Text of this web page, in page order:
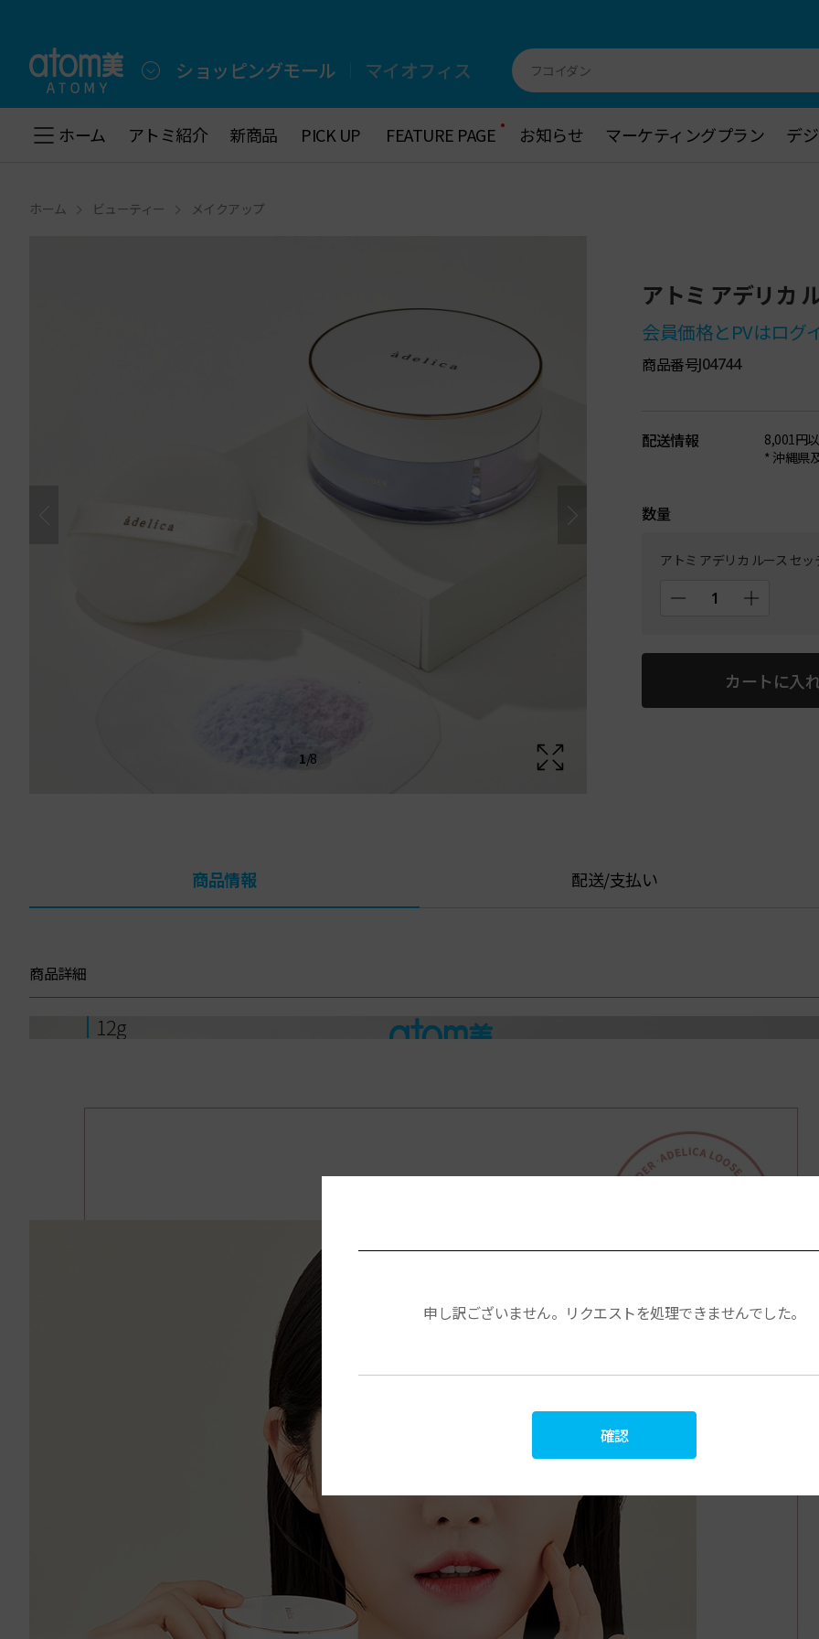
メ
ニ
ニ
ショッピングモール マイオフィス フコイダン
ホーム
ホーム アトミ紹介
アトミ紹介 新商品
新商品 PICK UP
PICK UP FEATURE PAGE
FEATURE PAGE お知らせ
お知らせ マーケティングプラン
マーケティングプラン デ
デ
ホーム ビューティー メイクアップ
1/8
アトミ アデリカ
会員価格とPVはログ
商品番号J04744
配送情報
8,001円
* 沖縄県
数量
アトミ アデリカ ルース セ
カートに入
商品情報 配送/支払い
商品詳細
なめらかでマットな仕上がり
アデリカルース
セッティングパウダー
ADELICA LOOSE SETTING POWDER
12g
申し訳ございません。リクエストを処理できませんでした。
確認